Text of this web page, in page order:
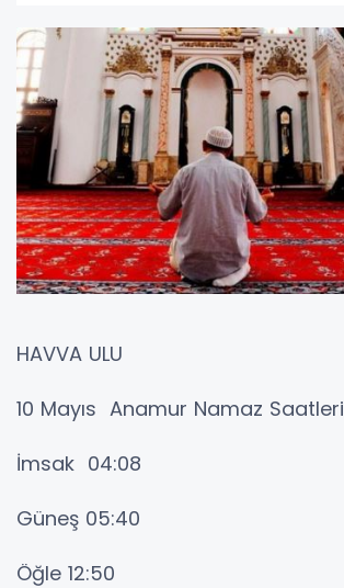
HAVVA ULU
10 Mayıs Anamur Namaz Saatleri
İmsak 04:08
Güneş 05:40
Öğle 12:50